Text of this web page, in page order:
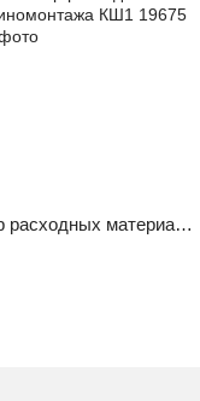
Стандартный набор расходных материалов для шиномонтажа КШ1